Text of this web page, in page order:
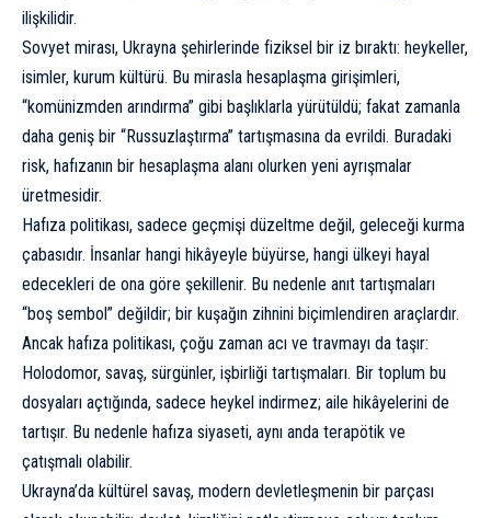
ilişkilidir.
Sovyet mirası, Ukrayna şehirlerinde fiziksel bir iz bıraktı: heykeller,
isimler, kurum kültürü. Bu mirasla hesaplaşma girişimleri,
“komünizmden arındırma” gibi başlıklarla yürütüldü; fakat zamanla
daha geniş bir “Russuzlaştırma” tartışmasına da evrildi. Buradaki
risk, hafızanın bir hesaplaşma alanı olurken yeni ayrışmalar
üretmesidir.
Hafıza politikası, sadece geçmişi düzeltme değil, geleceği kurma
çabasıdır. İnsanlar hangi hikâyeyle büyürse, hangi ülkeyi hayal
edecekleri de ona göre şekillenir. Bu nedenle anıt tartışmaları
“boş sembol” değildir; bir kuşağın zihnini biçimlendiren araçlardır.
Ancak hafıza politikası, çoğu zaman acı ve travmayı da taşır:
Holodomor, savaş, sürgünler, işbirliği tartışmaları. Bir toplum bu
dosyaları açtığında, sadece heykel indirmez; aile hikâyelerini de
tartışır. Bu nedenle hafıza siyaseti, aynı anda terapötik ve
çatışmalı olabilir.
Ukrayna’da kültürel savaş, modern devletleşmenin bir parçası